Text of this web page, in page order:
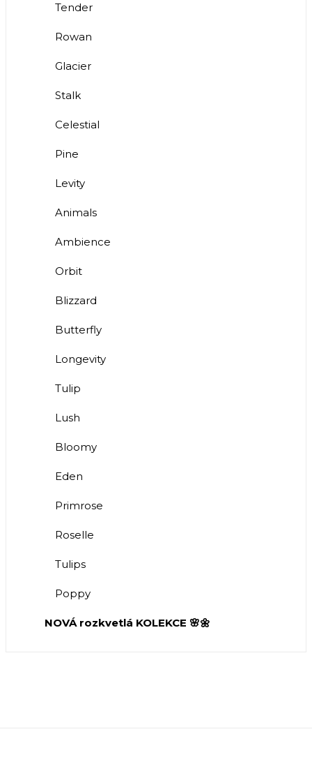
Tender
Rowan
Glacier
Stalk
Celestial
Pine
Levity
Animals
Ambience
Orbit
Blizzard
Butterfly
Longevity
Tulip
Lush
Bloomy
Eden
Primrose
Roselle
Tulips
Poppy
NOVÁ rozkvetlá KOLEKCE 🌸🌼